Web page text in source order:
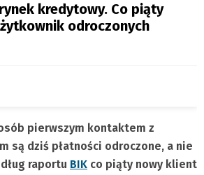
kredytowy. Co piąty
odroczonych
pierwszym kontaktem z
są dziś płatności odroczone, a nie
raportu BIK co piąty nowy klient